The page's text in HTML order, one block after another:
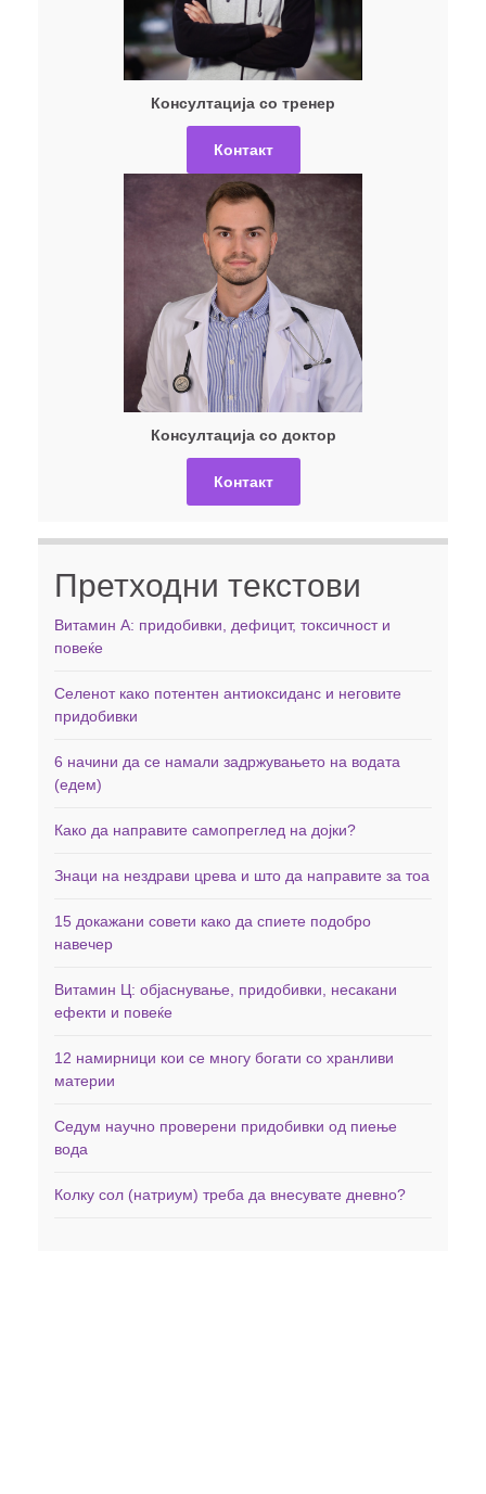
Консултација со тренер
Контакт
Консултација со доктор
Контакт
Претходни текстови
Витамин А: придобивки, дефицит, токсичност и
повеќе
Селенот како потентен антиоксиданс и неговите
придобивки
6 начини да се намали задржувањето на водата
(едем)
Како да направите самопреглед на дојки?
Знаци на нездрави црева и што да направите за тоа
15 докажани совети како да спиете подобро
навечер
Витамин Ц: објаснување, придобивки, несакани
ефекти и повеќе
12 намирници кои се многу богати со хранливи
материи
Седум научно проверени придобивки од пиење
вода
Колку сол (натриум) треба да внесувате дневно?